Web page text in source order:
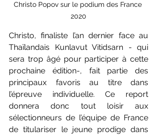
Christo Popov sur le podium des France
2020
Christo, finaliste l’an dernier face au
Thaïlandais Kunlavut Vitidsarn - qui
sera trop âgé pour participer à cette
prochaine édition-, fait partie des
principaux favoris au titre dans
l’épreuve individuelle. Ce report
donnera donc tout loisir aux
sélectionneurs de l’équipe de France
de titulariser le jeune prodige dans